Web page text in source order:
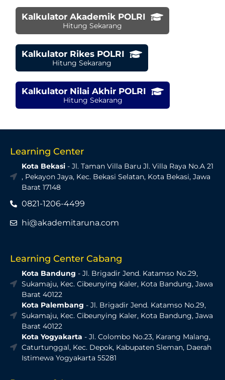
Kalkulator Akademik POLRI
Hitung Sekarang
Kalkulator Rikes POLRI
Hitung Sekarang
Kalkulator Nilai Akhir POLRI
Hitung Sekarang
Learning Center
Kota Bekasi- Jl. Taman Villa Baru Jl. Villa Raya No.A 21
, Pekayon Jaya, Kec. Bekasi Selatan, Kota Bekasi, Jawa
Barat 17148
0821-1206-4499
hi@akademitaruna.com
Learning Center Cabang
Kota Bandung - Jl. Brigadir Jend. Katamso No.29,
Sukamaju, Kec. Cibeunying Kaler, Kota Bandung, Jawa
Barat 40122
Kota Palembang - Jl. Brigadir Jend. Katamso No.29,
Sukamaju, Kec. Cibeunying Kaler, Kota Bandung, Jawa
Barat 40122
Kota Yogyakarta - Jl. Colombo No.23, Karang Malang,
Caturtunggal, Kec. Depok, Kabupaten Sleman, Daerah
Istimewa Yogyakarta 55281